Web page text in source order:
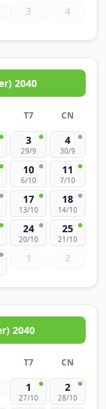
3 4
2040
T7 CN
3
29/9
4
30/9
10
6/10
11
7/10
17
13/10
18
14/10
24
20/10
25
21/10
1 2
2040
T7 CN
1
27/10
2
28/10